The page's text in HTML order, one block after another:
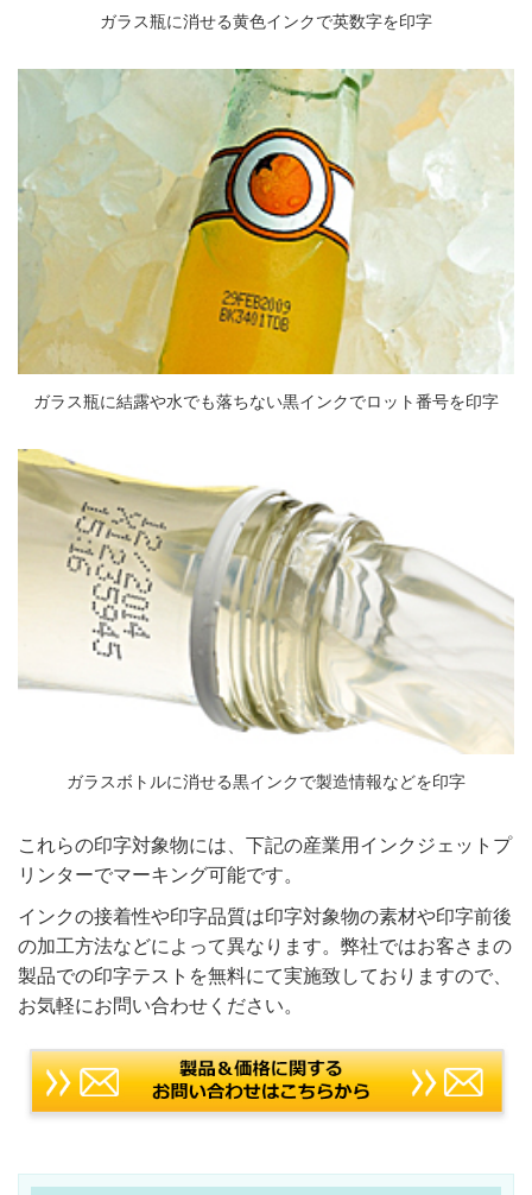
ガラス瓶に消せる黄色インクで英数字を印字
ガラス瓶に結露や水でも落ちない黒インクでロット番号を印字
ガラスボトルに消せる黒インクで製造情報などを印字
これらの印字対象物には、下記の産業用インクジェットプ
リンターでマーキング可能です。
インクの接着性や印字品質は印字対象物の素材や印字前後
の加工方法などによって異なります。弊社ではお客さまの
製品での印字テストを無料にて実施致しておりますので、
お気軽にお問い合わせください。